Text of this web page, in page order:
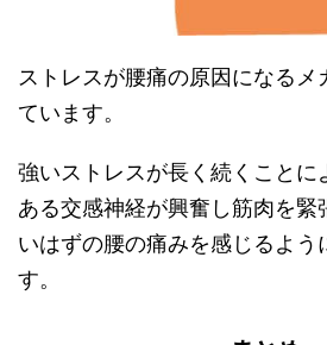
ストレスが腰痛の原因になる
ています。
強いストレスが長く続くことに
ある交感神経が興奮し筋肉を緊
いはずの腰の痛みを感じるよう
す。